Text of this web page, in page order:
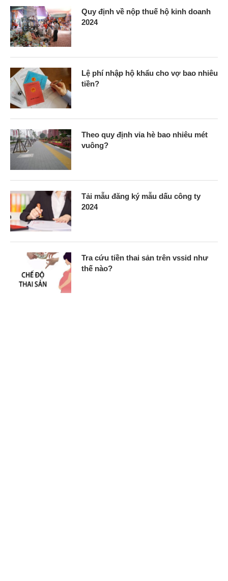
Quy định về nộp thuế hộ kinh doanh
2024
Lệ phí nhập hộ khẩu cho vợ bao nhiêu
tiền?
Theo quy định vỉa hè bao nhiêu mét
vuông?
Tải mẫu đăng ký mẫu dấu công ty
2024
Tra cứu tiền thai sản trên vssid như
thế nào?